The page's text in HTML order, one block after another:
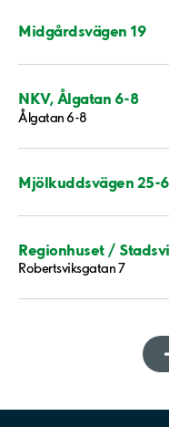
Midgårdsvägen 19
NKV, Ålgatan 6-8
Ålgatan 6-8
Mjölkuddsvägen 25-
Regionhuset /
Robertsviksgatan 7